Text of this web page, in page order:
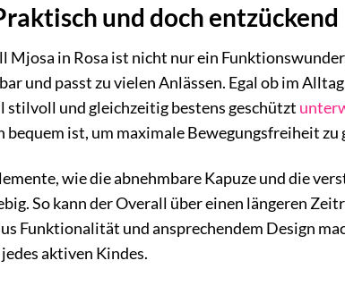
und doch entzückend
Mjosa in Rosa ist nicht nur ein
und passt zu vielen Anlässen. Egal ob im
stilvoll und gleichzeitig bestens geschützt
ist, um maximale Bewegungsfreiheit zu
wie die abnehmbare Kapuze und die
So kann der Overall über einen längeren
Funktionalität und ansprechendem Design
aktiven Kindes.